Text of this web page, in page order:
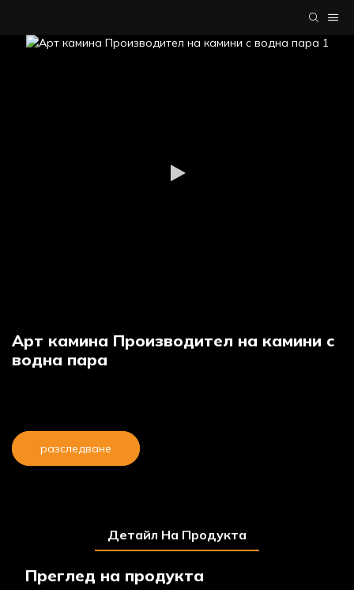
Арт камина Производител на камини с
водна пара
разследване
Детайл На Продукта
Преглед на продукта